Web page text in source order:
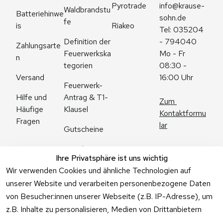
Ihre Privatsphäre ist uns wichtig
Wir verwenden Cookies und ähnliche Technologien auf
unserer Website und verarbeiten personenbezogene Daten
von Besucher:innen unserer Webseite (z.B. IP-Adresse), um
z.B. Inhalte zu personalisieren, Medien von Drittanbietern
Batteriehinwe
is
Zahlungsarte
n
Versand
Hilfe und
Häufige
Fragen
Waldbrandstu
fe
Definition der
Feuerwerkska
tegorien
Feuerwerk-
Antrag & T1-
Klausel
Gutscheine
Angebote
Feuerwerk
Online kaufen
Pyrotrade
Riakeo
info@krause-
sohn.de
Tel: 035204
- 794040
Mo - Fr
08:30 -
16:00 Uhr
Zum
Kontaktformu
lar